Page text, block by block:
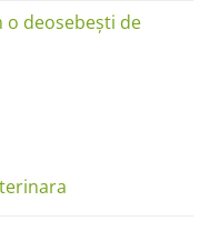
o deosebești de